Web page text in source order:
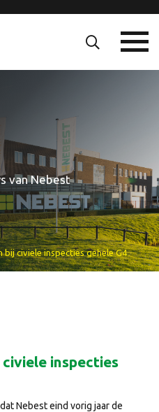
van Nebest
civiele inspecties gehele G4
inspecties
Nebest eind vorig jaar de